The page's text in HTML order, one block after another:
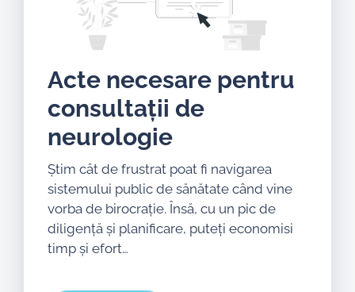
Acte necesare pentru
consultații de
neurologie
Știm cât de frustrat poat fi navigarea
sistemului public de sănătate când vine
vorba de birocrație. Însă, cu un pic de
diligență și planificare, puteți economisi
timp și efort…